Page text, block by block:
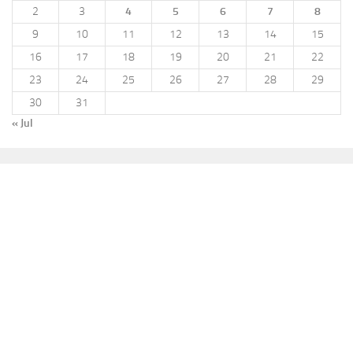
2
3 4 5 6 7
8
9
10 11 12 13 14
15
16
17 18 19 20 21
22
23
24 25 26 27 28
29
30
31
« Jul